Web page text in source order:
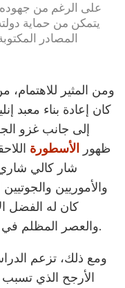
على الرغم من جهوده
يتمكن من حماية
المصادر
ومن المثير
كان إعادة بناء معبد
إلى جانب غزو
ظهور
الأسطورة
شار كالي شاري
والأموريين
كان له الفضل
والعصر المظلم في بلاد ما بين النهرين الذي أعقب ذلك.
ومع ذلك، تزعم
الأرجح الذي تسبب